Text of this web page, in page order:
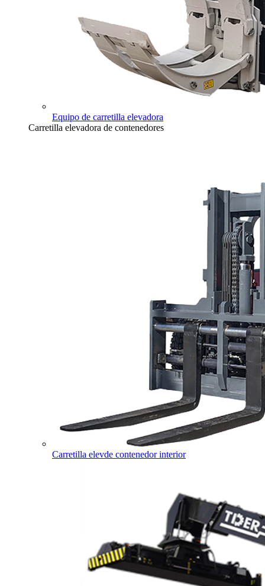
Equipo de carretilla elevadora
Carretilla elevadora de contenedores
Carretilla elevde contenedor interior